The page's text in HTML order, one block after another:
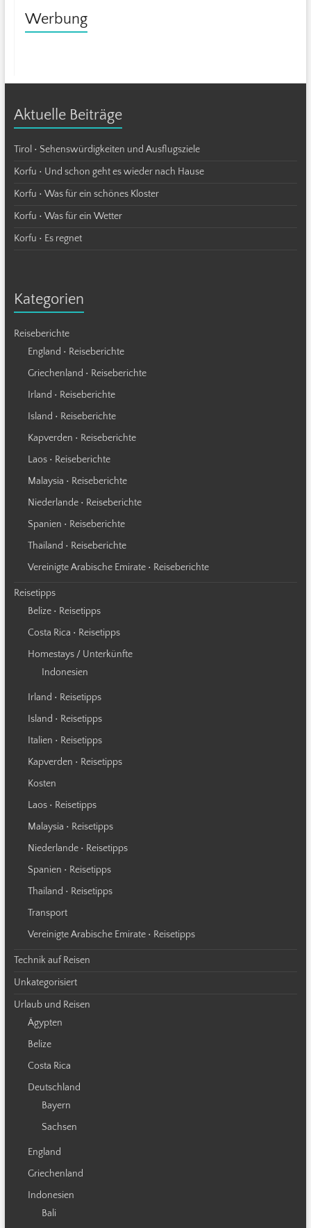
Werbung
Aktuelle Beiträge
Tirol • Sehenswürdigkeiten und Ausflugsziele
Korfu • Und schon geht es wieder nach Hause
Korfu • Was für ein schönes Kloster
Korfu • Was für ein Wetter
Korfu • Es regnet
Kategorien
Reiseberichte
England • Reiseberichte
Griechenland • Reiseberichte
Irland • Reiseberichte
Island • Reiseberichte
Kapverden • Reiseberichte
Laos • Reiseberichte
Malaysia • Reiseberichte
Niederlande • Reiseberichte
Spanien • Reiseberichte
Thailand • Reiseberichte
Vereinigte Arabische Emirate • Reiseberichte
Reisetipps
Belize • Reisetipps
Costa Rica • Reisetipps
Homestays / Unterkünfte
Indonesien
Irland • Reisetipps
Island • Reisetipps
Italien • Reisetipps
Kapverden • Reisetipps
Kosten
Laos • Reisetipps
Malaysia • Reisetipps
Niederlande • Reisetipps
Spanien • Reisetipps
Thailand • Reisetipps
Transport
Vereinigte Arabische Emirate • Reisetipps
Technik auf Reisen
Unkategorisiert
Urlaub und Reisen
Ägypten
Belize
Costa Rica
Deutschland
Bayern
Sachsen
England
Griechenland
Indonesien
Bali